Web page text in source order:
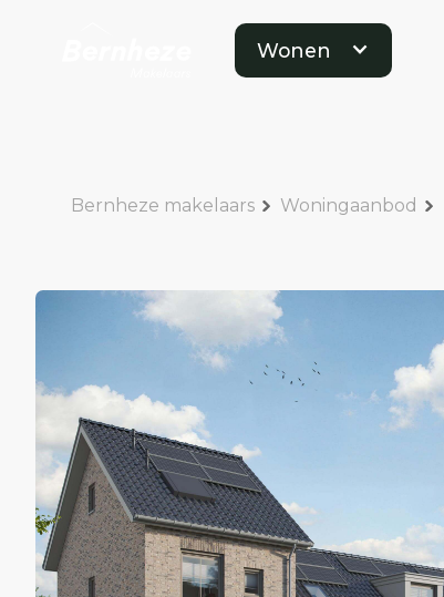
Wonen
Bernheze makelaars Woningaanbod